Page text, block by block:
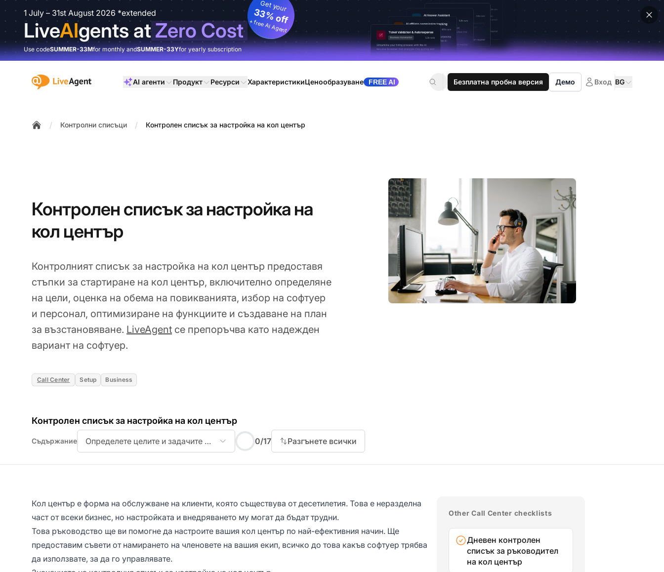
1 July – 31st August 2026 *extended
LiveAIgents atZero Cost
Get your
33% off
+ free AI Agent
Use codeSUMMER-33Mfor monthly andSUMMER-33Yfor yearly subscription
:site.title AI агенти Продукт Ресурси ХарактеристикиЦенообразуване FREE AI Безплатна пробна версия Демо Вход BG
/ Контролни списъци / Контролен списък за настройка на кол център
Контролен списък за настройка на
кол център
Контролният списък за настройка на кол център предоставя
стъпки за стартиране на кол център, включително определяне
на цели, оценка на обема на повикванията, избор на софтуер
и персонал, оптимизиране на функциите и създаване на план
за възстановяване. LiveAgent се препоръчва като надежден
вариант на софтуер.
Call Center Setup Business
Контролен списък за настройка на кол център
Съдържание Определете целите и задачите на вашия кол център
0/17 Разгънете всички
Кол център е форма на обслужване на клиенти, която съществува от десетилетия. Това е неразделна
част от всеки бизнес, но настройката и внедряването му могат да бъдат трудни.
Това ръководство ще ви помогне да настроите вашия кол център по най-ефективния начин. Ще
предоставим съвети от намирането на членовете на вашия екип, всичко до това какъв софтуер трябва
да използвате, за да го управлявате.
Other Call Center checklists
Дневен контролен
списък за ръководител
на кол център